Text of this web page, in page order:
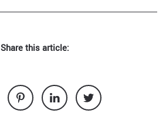
Share this article: